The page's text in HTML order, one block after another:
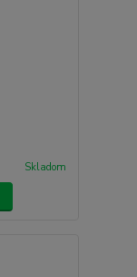
Skladom